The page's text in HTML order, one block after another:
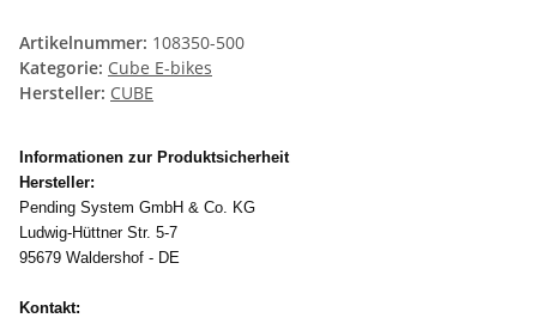
Artikelnummer: 108350-500
Kategorie: Cube E-bikes
Hersteller: CUBE
Informationen zur Produktsicherheit
Hersteller:
Pending System GmbH & Co. KG
Ludwig-Hüttner Str. 5-7
95679 Waldershof - DE
Kontakt: